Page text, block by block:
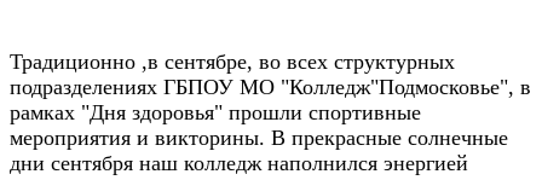
Традиционно ,в сентябре, во всех структурных
подразделениях ГБПОУ МО "Колледж"Подмосковье", в
рамках "Дня здоровья" прошли спортивные
мероприятия и викторины. В прекрасные солнечные
дни сентября наш колледж наполнился энергией